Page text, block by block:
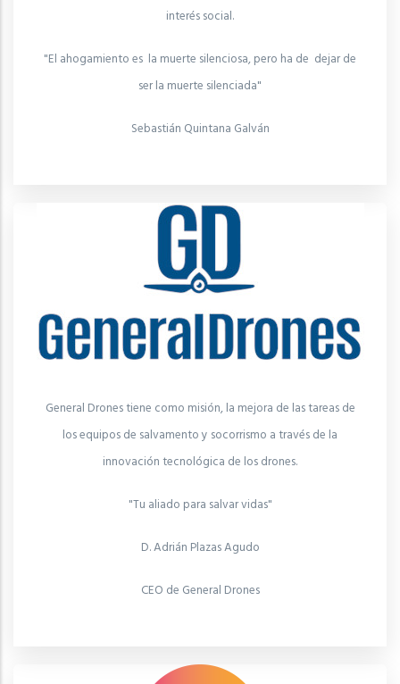
interés social.
"El ahogamiento es la muerte silenciosa, pero ha de dejar de
ser la muerte silenciada"
Sebastián Quintana Galván
General Drones tiene como misión, la mejora de las tareas de
los equipos de salvamento y socorrismo a través de la
innovación tecnológica de los drones.
"Tu aliado para salvar vidas"
D. Adrián Plazas Agudo
CEO de General Drones